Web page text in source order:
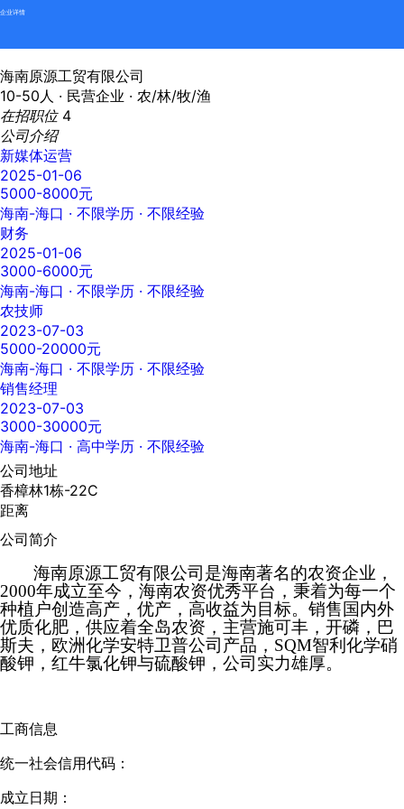
企业详情
海南原源工贸有限公司
10-50人 · 民营企业 · 农/林/牧/渔
在招职位 4
公司介绍
新媒体运营
2025-01-06
5000-8000元
海南-海口 · 不限学历 · 不限经验
财务
2025-01-06
3000-6000元
海南-海口 · 不限学历 · 不限经验
农技师
2023-07-03
5000-20000元
海南-海口 · 不限学历 · 不限经验
销售经理
2023-07-03
3000-30000元
海南-海口 · 高中学历 · 不限经验
公司地址
香樟林1栋-22C
距离
公司简介
海南原源工贸有限公司 是海南著名的农资企业，
2000年成立至今， 海南农资优秀平台， 秉着为每一个
种植户创造高产，优产，高收益为目标。销售国内外
优质化肥，供应着全岛农资，主营施可丰，开磷，巴
斯夫，欧洲化学安特卫普公司产品，SQM智利化学硝
酸钾，红牛氯化钾与硫酸钾，公司 实力雄厚。
工商信息
统一社会信用代码：
成立日期：